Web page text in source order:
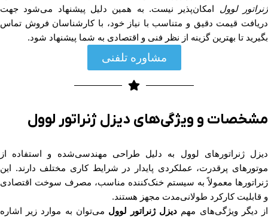
ژنراتور لوول امکان‌پذیر نیست. به همین دلیل پیشنهاد می‌شود جهت
دریافت قیمت دقیق و متناسب با نیاز خود، با کارشناسان فروش تماس
بگیرید تا بهترین گزینه از نظر فنی و اقتصادی به شما پیشنهاد شود.
مشاوره تلفنی
مشخصات و ویژگی‌های دیزل ژنراتور لوول
دیزل ژنراتورهای لوول به دلیل طراحی مهندسی‌شده و استفاده از
موتورهای پرقدرت، عملکردی پایدار در شرایط کاری مختلف دارند. این
ژنراتورها معمولاً به سیستم خنک‌کننده مناسب، مصرف سوخت اقتصادی
و قابلیت کارکرد طولانی‌مدت مجهز هستند.
از دیگر ویژگی‌های مهم دیزل ژنراتور لوول می‌توان به موارد زیر اشاره